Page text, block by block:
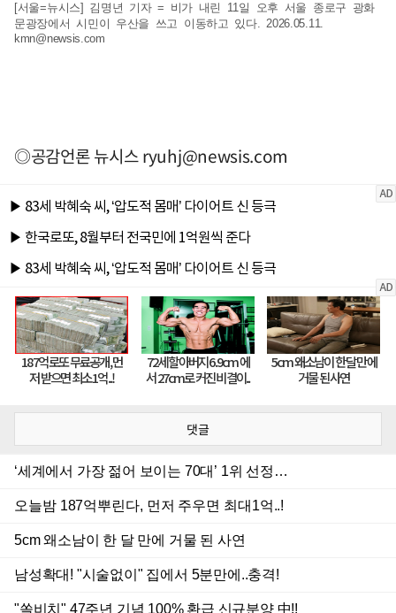
[서울=뉴시스] 김명년 기자 = 비가 내린 11일 오후 서울 종로구 광화
문광장에서 시민이 우산을 쓰고 이동하고 있다. 2026.05.11.
kmn@newsis.com
◎공감언론 뉴시스ryuhj@newsis.com
댓글